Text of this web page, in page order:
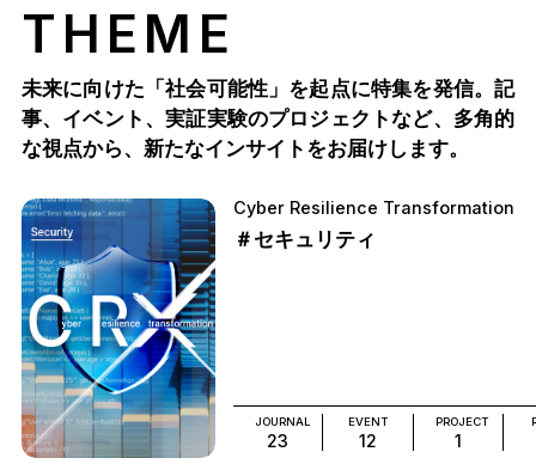
THEME
未来に向けた「社会可能性」を起点に特集を発信。記
事、イベント、実証実験のプロジェクトなど、多角的
な視点から、新たなインサイトをお届けします。
Cyber Resilience Transformation
＃セキュリティ
JOURNAL
23
EVENT
12
PROJECT
1